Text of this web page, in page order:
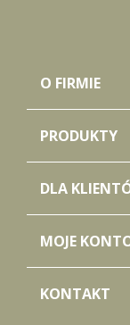
O FIRMIE
PRODUKTY
DLA
MOJE
KONTAKT